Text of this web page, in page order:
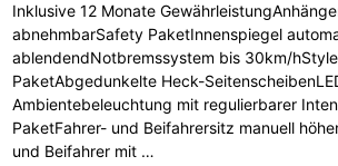
Inklusive 12 Monate
abnehmbarSafety PaketInnenspiegel
ablendendNotbremssystem bis 30km/
PaketAbgedunkelte Heck-
Ambientebeleuchtung mit regulierbarer
PaketFahrer- und Beifahrersitz manuell
und Beifahrer mit …